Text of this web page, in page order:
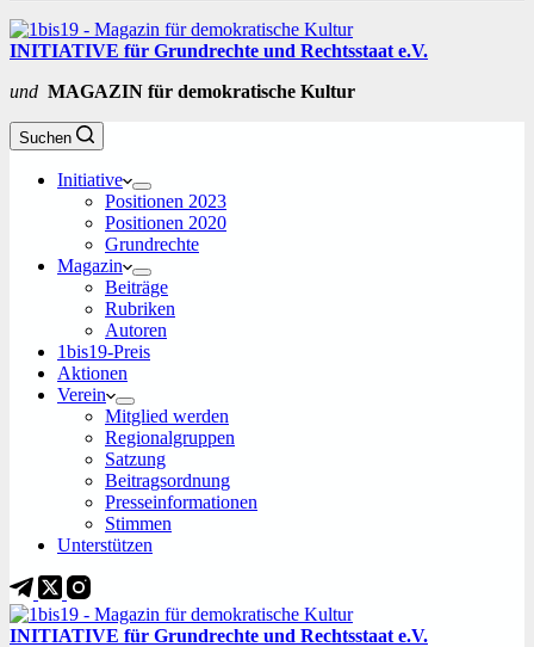
INITIATIVE für Grundrechte und Rechtsstaat e.V.
und MAGAZIN für demokratische Kultur
Suchen
Initiative
Positionen 2023
Positionen 2020
Grundrechte
Magazin
Beiträge
Rubriken
Autoren
1bis19-Preis
Aktionen
Verein
Mitglied werden
Regionalgruppen
Satzung
Beitragsordnung
Presseinformationen
Stimmen
Unterstützen
INITIATIVE für Grundrechte und Rechtsstaat e.V.